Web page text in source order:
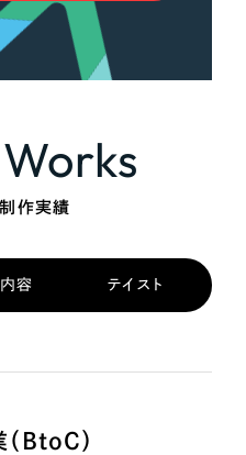
作実績
容 テイスト
BtoC）